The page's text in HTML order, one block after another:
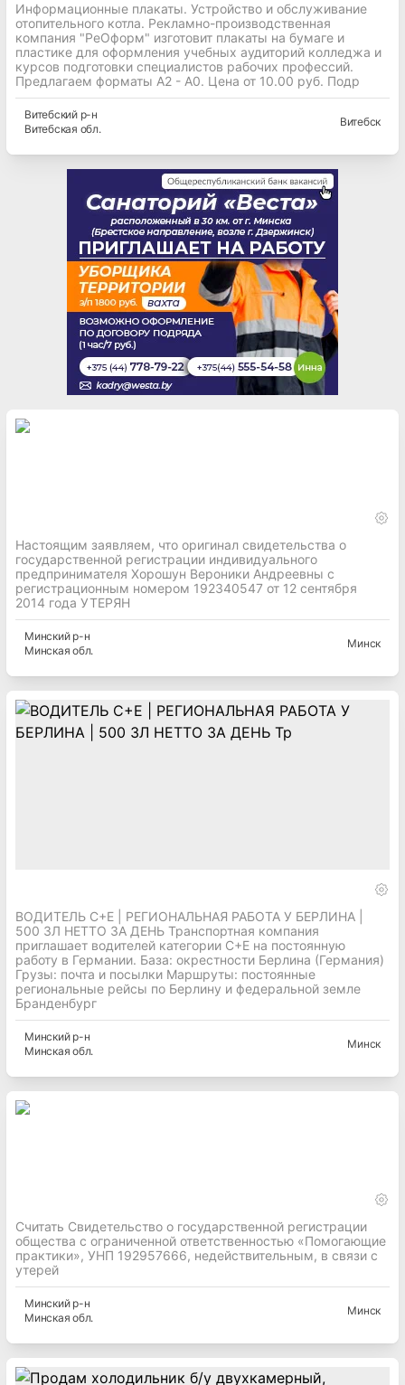
Информационные плакаты. Устройство и обслуживание
отопительного котла. Рекламно-производственная
компания "РеОформ" изготовит плакаты на бумаге и
пластике для оформления учебных аудиторий колледжа и
курсов подготовки специалистов рабочих профессий.
Предлагаем форматы А2 - А0. Цена от 10.00 руб. Подр
Витебскийр-н
Витебская обл.
Витебск
Настоящим заявляем, что оригинал свидетельства о
государственной регистрации индивидуального
предпринимателя Хорошун Вероники Андреевны с
регистрационным номером 192340547 от 12 сентября
2014 года УТЕРЯН
Минскийр-н
Минская обл.
Минск
ВОДИТЕЛЬ C+E | РЕГИОНАЛЬНАЯ РАБОТА У БЕРЛИНА |
500 ЗЛ НЕТТО ЗА ДЕНЬ Транспортная компания
приглашает водителей категории C+E на постоянную
работу в Германии. База: окрестности Берлина (Германия)
Грузы: почта и посылки Маршруты: постоянные
региональные рейсы по Берлину и федеральной земле
Бранденбург
Минскийр-н
Минская обл.
Минск
Считать Свидетельство о государственной регистрации
общества с ограниченной ответственностью «Помогающие
практики», УНП 192957666, недействительным, в связи с
утерей
Минскийр-н
Минская обл.
Минск